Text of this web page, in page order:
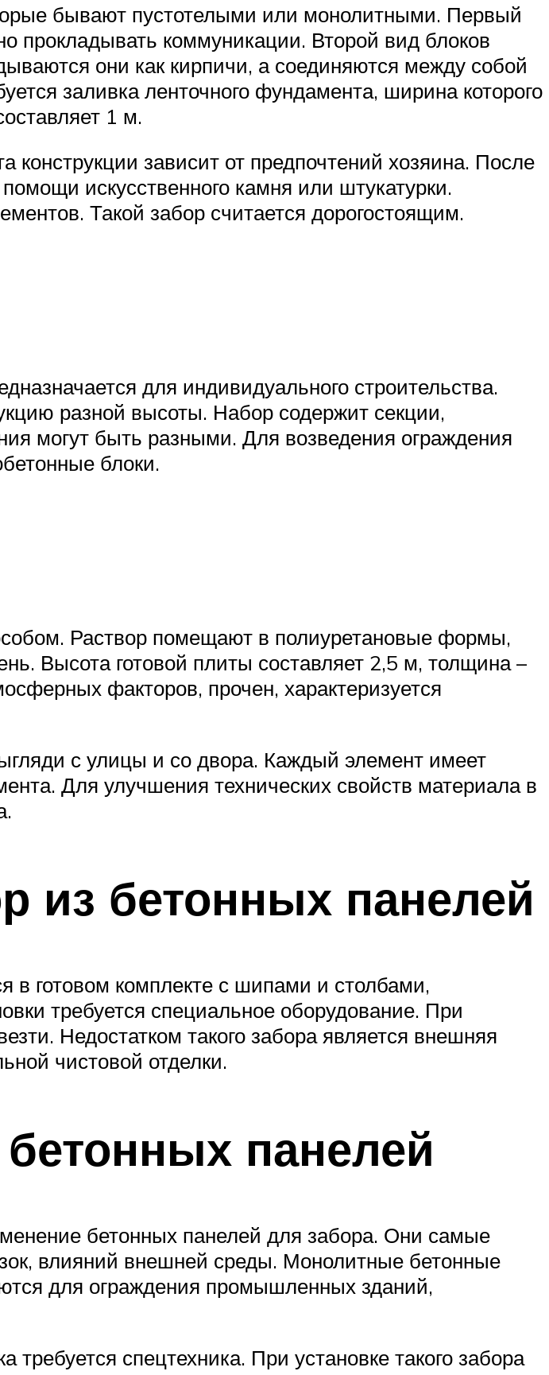
бывают пустотелыми или монолитными. Первый
прокладывать коммуникации. Второй вид блоков
они как кирпичи, а соединяются между собой
заливка ленточного фундамента, ширина которого
1 м.
зависит от предпочтений хозяина. После
искусственного камня или штукатурки.
Такой забор считается дорогостоящим.
для индивидуального строительства.
разной высоты. Набор содержит секции,
могут быть разными. Для возведения ограждения
блоки.
Раствор помещают в полиуретановые формы,
Высота готовой плиты составляет 2,5 м, толщина –
факторов, прочен, характеризуется
с улицы и со двора. Каждый элемент имеет
Для улучшения технических свойств материала в
из бетонных панелей
в готовом комплекте с шипами и столбами,
требуется специальное оборудование. При
Недостатком такого забора является внешняя
чистовой отделки.
панелей
бетонных панелей для забора. Они самые
влияний внешней среды. Монолитные бетонные
для ограждения промышленных зданий,
спецтехника. При установке такого забора